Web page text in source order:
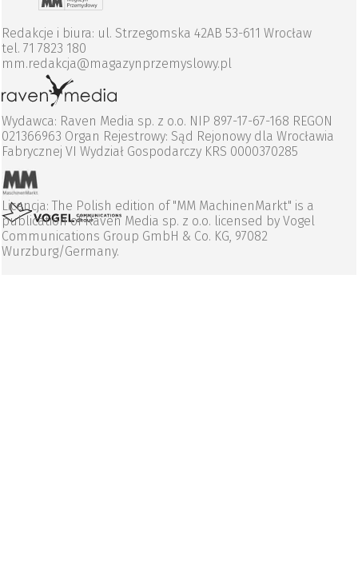
Redakcje i biura: ul. Strzegomska 42AB 53-611 Wrocław
tel. 71 7823 180
mm.redakcja@magazynprzemyslowy.pl
Wydawca: Raven Media sp. z o.o. NIP 897-17-67-168 REGON
021366963 Organ Rejestrowy: Sąd Rejonowy dla Wrocławia
Fabrycznej VI Wydział Gospodarczy KRS 0000370285
Licencja: The Polish edition of "MM MachinenMarkt" is a
publication of Raven Media sp. z o.o. licensed by Vogel
Communications Group GmbH & Co. KG, 97082
Wurzburg/Germany.